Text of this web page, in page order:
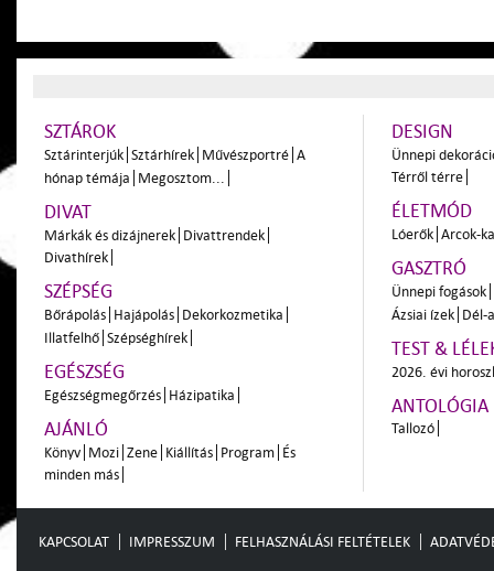
SZTÁROK
Sztárinterjúk Sztárhírek Művészportré A
hónap témája Megosztom...
DIVAT
Márkák és dizájnerek Divattrendek
Divathírek
SZÉPSÉG
Bőrápolás Hajápolás Dekorkozmetika
Illatfelhő Szépséghírek
EGÉSZSÉG
Egészségmegőrzés Házipatika
AJÁNLÓ
Könyv Mozi Zene Kiállítás Program És
minden más
DESIGN
Ünnepi
Térről térre
ÉLETMÓD
Lóerők Arcok-
GASZTRÓ
Ünnepi fogások
Ázsiai ízek Dél-
TEST &
2026. évi
ANTOLÓGIA
Tallozó
KAPCSOLAT IMPRESSZUM FELHASZNÁLÁSI FELTÉTELEK